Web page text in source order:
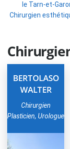
le Tarn-et-
Chirurgien
BERTOLASO
WALTER
Chirurgien
Plasticien, Urologue